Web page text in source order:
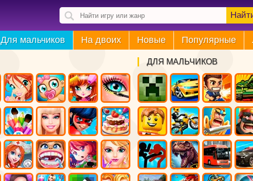
Для мальчиков На двоих Новые Популярные
ДЛЯ МАЛЬЧИКОВ